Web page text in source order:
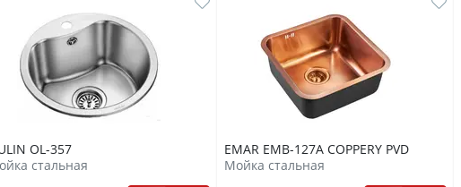
OL-357
стальная
EMAR EMB-127A COPPERY PVD
Мойка стальная